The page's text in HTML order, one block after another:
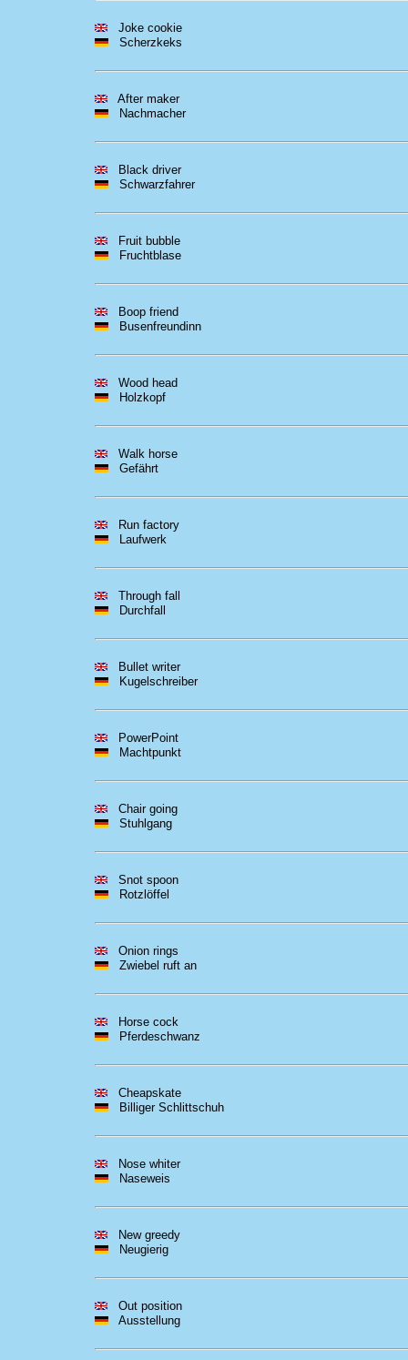
Joke cookie
Scherzkeks
After maker
Nachmacher
Black driver
Schwarzfahrer
Fruit bubble
Fruchtblase
Boop friend
Busenfreundinn
Wood head
Holzkopf
Walk horse
Gefährt
Run factory
Laufwerk
Through fall
Durchfall
Bullet writer
Kugelschreiber
PowerPoint
Machtpunkt
Chair going
Stuhlgang
Snot spoon
Rotzlöffel
Onion rings
Zwiebel ruft an
Horse cock
Pferdeschwanz
Cheapskate
Billiger Schlittschuh
Nose whiter
Naseweis
New greedy
Neugierig
Out position
Ausstellung